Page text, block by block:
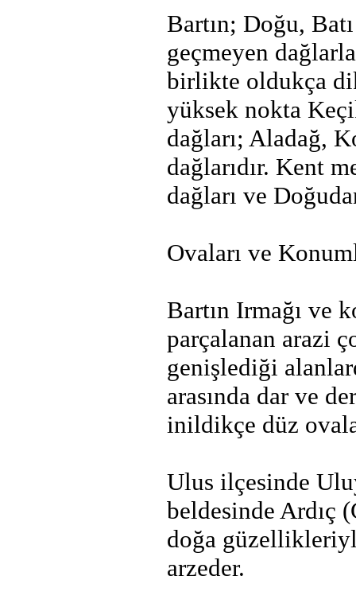
Bartın; Doğu,
geçmeyen
birlikte oldukça
yüksek nokta
dağları; Aladağ,
dağlarıdır. Kent
dağları ve
Ovaları ve
Bartın Irmağı ve
parçalanan arazi
genişlediği
arasında dar ve
inildikçe düz
Ulus ilçesinde
beldesinde Ardıç
doğa
arzeder.